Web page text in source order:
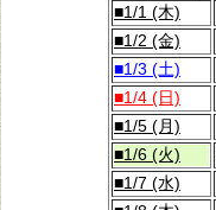
■1/1 (木)
■1/2 (金)
■1/3 (土)
■1/4 (日)
■1/5 (月)
■1/6 (火)
■1/7 (水)